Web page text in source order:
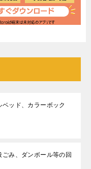
ベッド、カラーボック
ごみ、ダンボール等の回